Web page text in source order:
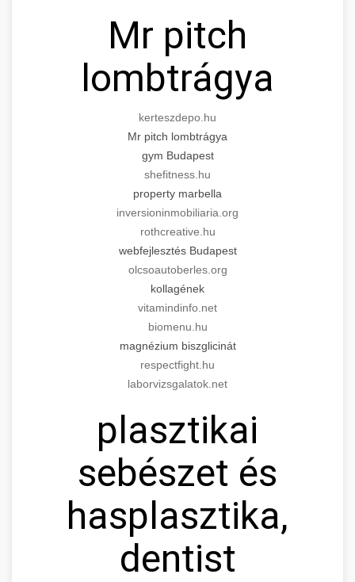
Mr pitch
lombtrágya
kerteszdepo.hu
Mr pitch lombtrágya
gym Budapest
shefitness.hu
property marbella
inversioninmobiliaria.org
rothcreative.hu
webfejlesztés Budapest
olcsoautoberles.org
kollagének
vitamindinfo.net
biomenu.hu
magnézium biszglicinát
respectfight.hu
laborvizsgalatok.net
plasztikai
sebészet és
hasplasztika,
dentist